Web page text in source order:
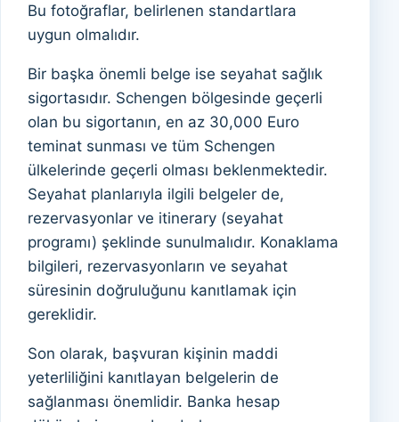
Bu fotoğraflar, belirlenen standartlara
uygun olmalıdır.
Bir başka önemli belge ise seyahat sağlık
sigortasıdır. Schengen bölgesinde geçerli
olan bu sigortanın, en az 30,000 Euro
teminat sunması ve tüm Schengen
ülkelerinde geçerli olması beklenmektedir.
Seyahat planlarıyla ilgili belgeler de,
rezervasyonlar ve itinerary (seyahat
programı) şeklinde sunulmalıdır. Konaklama
bilgileri, rezervasyonların ve seyahat
süresinin doğruluğunu kanıtlamak için
gereklidir.
Son olarak, başvuran kişinin maddi
yeterliliğini kanıtlayan belgelerin de
sağlanması önemlidir. Banka hesap